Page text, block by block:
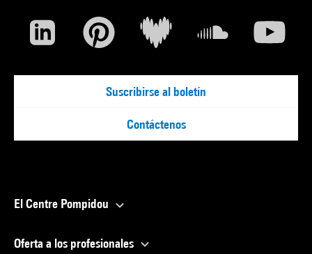
Suscribirse al boletín
Contáctenos
El Centre Pompidou
Oferta a los profesionales